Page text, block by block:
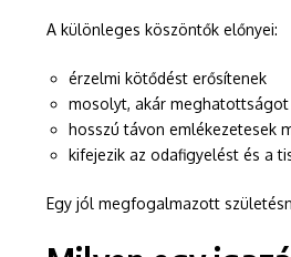
A különleges köszöntők előnyei:
érzelmi kötődést erősítenek
mosolyt, akár meghatottságot
hosszú távon emlékezetesek
kifejezik az odafigyelést és a
Egy jól megfogalmazott